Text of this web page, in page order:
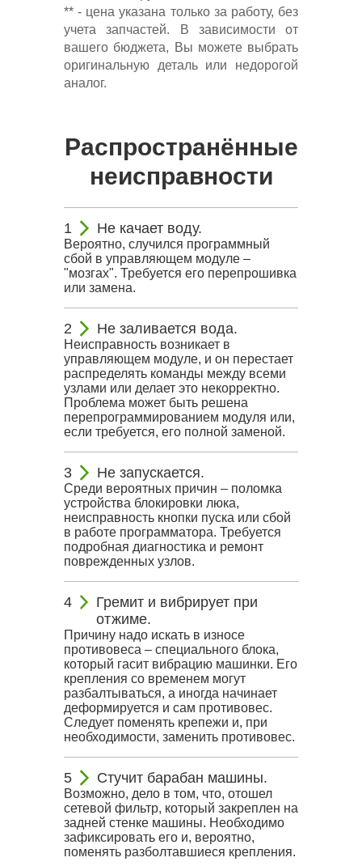
** - цена указана только за работу, без
учета запчастей. В зависимости от
вашего бюджета, Вы можете выбрать
оригинальную деталь или недорогой
аналог.
Распространённые
неисправности
Не качает воду.
Вероятно, случился программный
сбой в управляющем модуле –
"мозгах". Требуется его перепрошивка
или замена.
Не заливается вода.
Неисправность возникает в
управляющем модуле, и он перестает
распределять команды между всеми
узлами или делает это некорректно.
Проблема может быть решена
перепрограммированием модуля или,
если требуется, его полной заменой.
Не запускается.
Среди вероятных причин – поломка
устройства блокировки люка,
неисправность кнопки пуска или сбой
в работе программатора. Требуется
подробная диагностика и ремонт
поврежденных узлов.
Гремит и вибрирует при
отжиме.
Причину надо искать в износе
противовеса – специального блока,
который гасит вибрацию машинки. Его
крепления со временем могут
разбалтываться, а иногда начинает
деформируется и сам противовес.
Следует поменять крепежи и, при
необходимости, заменить противовес.
Стучит барабан машины.
Возможно, дело в том, что, отошел
сетевой фильтр, который закреплен на
задней стенке машины. Необходимо
зафиксировать его и, вероятно,
поменять разболтавшиеся крепления.